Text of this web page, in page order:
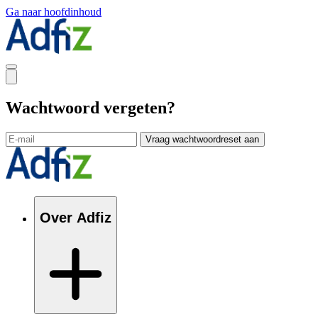
Ga naar hoofdinhoud
Wachtwoord vergeten?
Vraag wachtwoordreset aan
Over Adfiz